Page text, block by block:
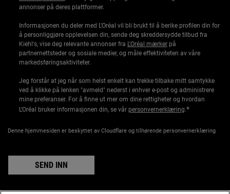
annonser på deres plattformer.
Informasjonen du deler med L’Oréal vil bli brukt til å berike profilen din for
å personliggjøre opplevelsen din, sende deg skreddersydde tilbud fra
Kiehl's, vise deg relevante annonser fra L'Oréal mærker på
partnernettsteder og sosiale medier, og måle effektiviteten av våre
markedsføringsaktiviteter.
Jeg forstår at jeg når som helst enkelt kan trekke tilbake mitt samtykke
ved å klikke på lenken "avmeld" nederst i enhver e-post og administrere
mine preferanser. For å finne ut mer om dine rettigheter og hvordan
L’Oréal bruker informasjonen din, se vår personvernerklæring.*
Denne hjemmesiden er beskyttet av Cloudflare og tilhørende personvernerklæring
SEND INN